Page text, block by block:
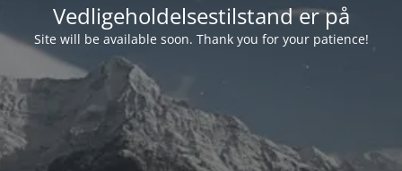
Vedligeholdelsestilstand er på
Site will be available soon. Thank you for your patience!